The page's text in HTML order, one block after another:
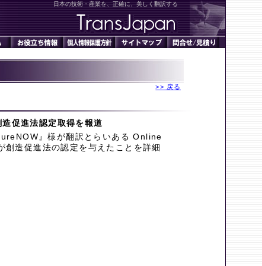
日本の技術・産業を、正確に、美しく翻訳する
>> 戻る
促進法認定取得を報道
』様が翻訳とらいある Online
造促進法の認定を与えたことを詳細